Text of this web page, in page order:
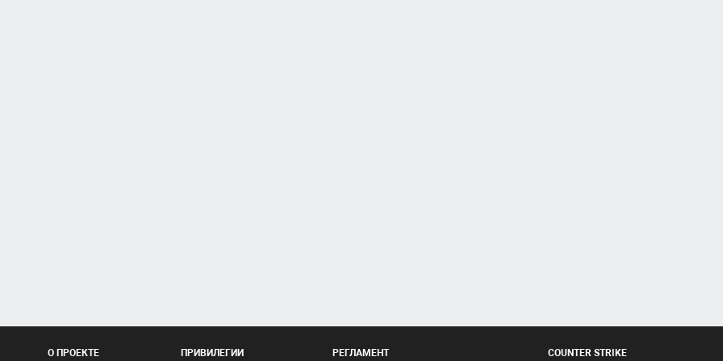
О ПРОЕКТЕ ПРИВИЛЕГИИ РЕГЛАМЕНТ COUNTER STRIKE